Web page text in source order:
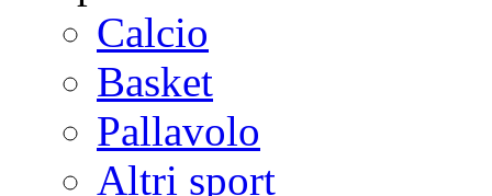
Calcio
Basket
Pallavolo
Altri sport